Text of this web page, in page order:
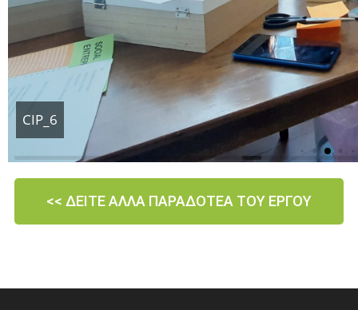
CIP_6
<< ΔΕΙΤΕ ΑΛΛΑ ΠΑΡΑΔΟΤΕΑ ΤΟΥ ΕΡΓΟΥ​